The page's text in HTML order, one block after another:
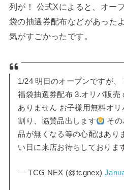
列が！ 公式Xによると、オー
袋の抽選券配布などがあった
気がすごかったです。
1/24 明日のオープンですが
福袋抽選券配布 3.オリパ販売
ありません お子様用無料オ
割り、協賛品出します
そ
品が無くなる等の心配はあり
い日に来店お待ちしておりま
— TCG NEX (@tcgnex)